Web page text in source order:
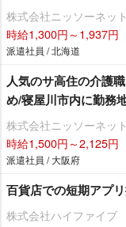
株式会社ニッソーネット
時給1,300円～1,937円
派遣社員 / 北海道
人気のサ高住の介護
め/寝屋川市内に勤務
株式会社ニッソーネット
時給1,500円～2,125円
派遣社員 / 大阪府
百貨店での短期アプ
株式会社ハイファイブ